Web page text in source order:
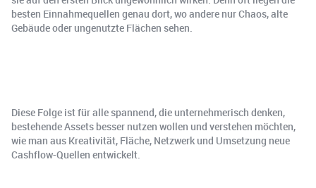
besten Einnahmequellen genau dort, wo andere nur Chaos, alte
Gebäude oder ungenutzte Flächen sehen.
Diese Folge ist für alle spannend, die unternehmerisch denken,
bestehende Assets besser nutzen wollen und verstehen möchten,
wie man aus Kreativität, Fläche, Netzwerk und Umsetzung neue
Cashflow-Quellen entwickelt.